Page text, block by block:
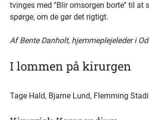
tvinges med ''Blir omsorgen borte'' til at
spørge, om de gør det rigtigt.
Af Bente Danholt, hjemmeplejeleder i
I lommen på kirurgen
Tage Hald, Bjarne Lund, Flemming